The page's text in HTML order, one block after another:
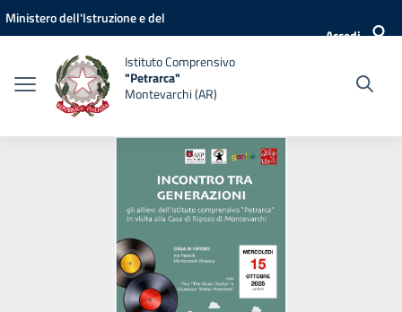
Vai ai contenuti
Vai al menu di navigazione
Vai al footer
Ministero dell'Istruzione e del
Accedi
Istituto Comprensivo
"Petrarca"
Montevarchi (AR)